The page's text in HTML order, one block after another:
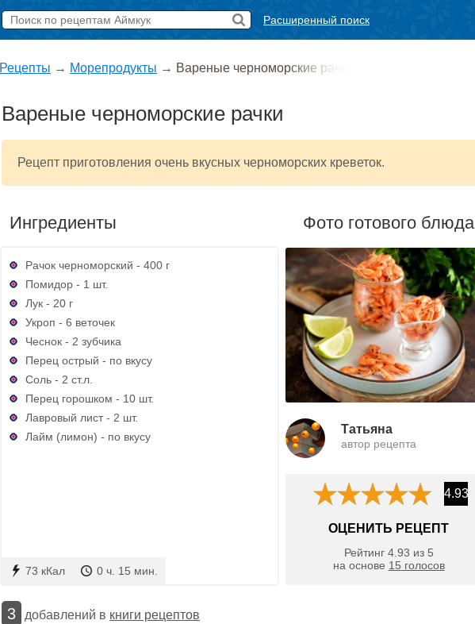
Расширенный поиск
Рецепты → Морепродукты → Вареные черноморские рачки
Вареные черноморские рачки
Рецепт приготовления очень вкусных черноморских креветок.
Ингредиенты
Рачок черноморский - 400 г
Помидор - 1 шт.
Лук - 20 г
Укроп - 6 веточек
Чеснок - 2 зубчика
Перец острый - по вкусу
Соль - 2 ст.л.
Перец горошком - 10 шт.
Лавровый лист - 2 шт.
Лайм (лимон) - по вкусу
73 кКал 0 ч. 15 мин.
Фото готового блюда
Татьяна
автор рецепта
4.93
ОЦЕНИТЬ РЕЦЕПТ
Рейтинг 4.93 из 5
на основе 15 голосов
3 добавлений в книги рецептов